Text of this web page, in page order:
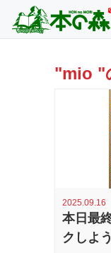
"mio "
2025.09.16
本日最
クしよう